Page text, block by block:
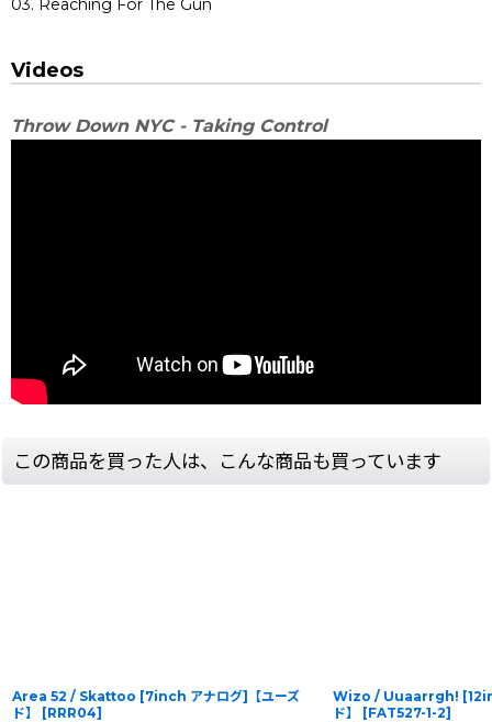
03. Reaching For The Gun
Videos
Throw Down NYC - Taking Control
この商品を買った人は、こんな商品も買っています
Area 52 / Skattoo [7inch アナログ]【ユーズ
ド】
[RRR04]
Wizo / Uuaarrgh!
ド】
[FAT527-1-2]